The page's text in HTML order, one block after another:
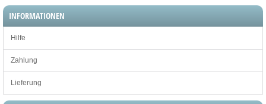
INFORMATIONEN
Hilfe
Zahlung
Lieferung